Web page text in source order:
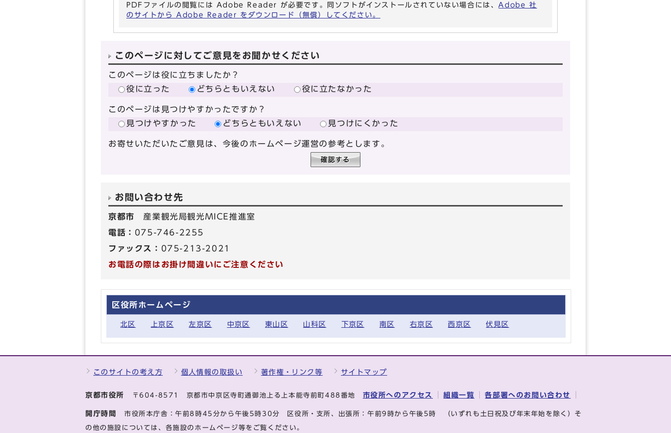
PDFファイルの閲覧には Adobe Reader が必要です。同ソフトがインストールされていない場合には、Adobe 社
のサイトから Adobe Reader をダウンロード（無償）してください。
このページに対してご意見をお聞かせください
このページは役に立ちましたか？
役に立った
どちらともいえない 役に立たなかった
このページは見つけやすかったですか？
見つけやすかった
どちらともいえない 見つけにくかった
お寄せいただいたご意見は、今後のホームページ運営の参考とします。
お問い合わせ先
京都市 産業観光局観光MICE推進室
電話： 075-746-2255
ファックス： 075-213-2021
お電話の際はお掛け間違いにご注意ください
区役所ホームページ
北区 上京区 左京区 中京区 東山区 山科区 下京区 南区 右京区 西京区 伏見区
このサイトの考え方 個人情報の取扱い 著作権・リンク等 サイトマップ
京都市役所 〒604-8571 京都市中京区寺町通御池上る上本能寺前町488番地 市役所へのアクセス 組織一覧 各部署へのお問い合わせ
開庁時間 市役所本庁舎：午前8時45分から午後5時30分 区役所・支所、出張所：午前9時から午後5時 （いずれも土日祝及び年末年始を除く）そ
の他の施設については、各施設のホームページ等をご覧ください。